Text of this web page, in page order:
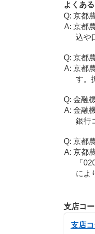
よくあ
京都
京都
込や
京都
京都
す。
金融
金融
銀行
京都
京都
「
によ
支店コ
支店